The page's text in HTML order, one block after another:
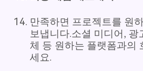
만족하면 프로젝트를 원
보냅니다.소셜 미디어, 광
체 등 원하는 플랫폼과의
세요.